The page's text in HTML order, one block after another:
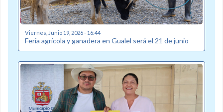
Viernes, Junio 19, 2026 - 16:44
Feria agrícola y ganadera en Gualel será el 21 de junio